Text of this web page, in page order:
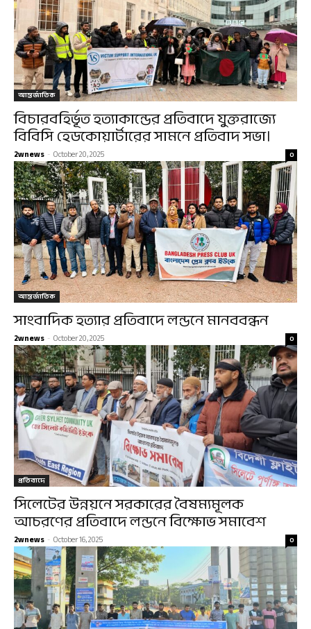
আন্তর্জাতিক
বিচারবহির্ভূত হত্যাকান্ডের প্রতিবাদে যুক্তরাজ্যে
বিবিসি হেডকোয়ার্টারের সামনে প্রতিবাদ সভা।
2wnews - October 20, 2025 0
আন্তর্জাতিক
সাংবাদিক হত্যার প্রতিবাদে লন্ডনে মানববন্ধন
2wnews - October 20, 2025 0
প্রতিবাদে
সিলেটের উন্নয়নে সরকারের বৈষম্যমূলক
আচরণের প্রতিবাদে লন্ডনে বিক্ষোভ সমাবেশ
2wnews - October 16, 2025 0